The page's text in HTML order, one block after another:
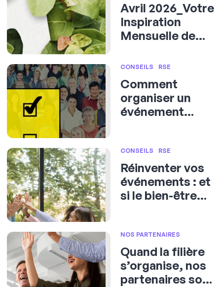
Avril 2026_Votre
Inspiration
Mensuelle de
CONSEILS RSE
Comment
organiser un
événement
CONSEILS RSE
Réinventer vos
événements : et
si le bien-être
NOS PARTENAIRES
Quand la filière
s’organise, nos
partenaires sont